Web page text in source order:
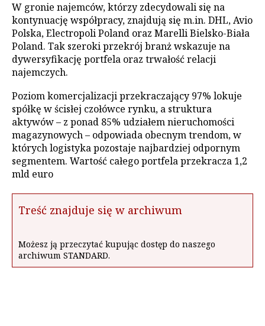
W gronie najemców, którzy zdecydowali się na
kontynuację współpracy, znajdują się m.in. DHL, Avio
Polska, Electropoli Poland oraz Marelli Bielsko-Biała
Poland. Tak szeroki przekrój branż wskazuje na
dywersyfikację portfela oraz trwałość relacji
najemczych.
Poziom komercjalizacji przekraczający 97% lokuje
spółkę w ścisłej czołówce rynku, a struktura
aktywów – z ponad 85% udziałem nieruchomości
magazynowych – odpowiada obecnym trendom, w
których logistyka pozostaje najbardziej odpornym
segmentem. Wartość całego portfela przekracza 1,2
mld euro
Treść znajduje się w archiwum
Możesz ją przeczytać kupując dostęp do naszego
archiwum STANDARD.